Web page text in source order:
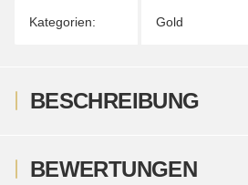
Kategorien: Gold
BESCHREIBUNG
BEWERTUNGEN